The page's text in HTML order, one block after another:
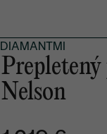
Nelson